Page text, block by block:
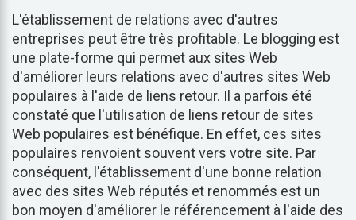
L'établissement de relations avec d'autres
entreprises peut être très profitable. Le blogging est
une plate-forme qui permet aux sites Web
d'améliorer leurs relations avec d'autres sites Web
populaires à l'aide de liens retour. Il a parfois été
constaté que l'utilisation de liens retour de sites
Web populaires est bénéfique. En effet, ces sites
populaires renvoient souvent vers votre site. Par
conséquent, l'établissement d'une bonne relation
avec des sites Web réputés et renommés est un
bon moyen d'améliorer le référencement à l'aide des